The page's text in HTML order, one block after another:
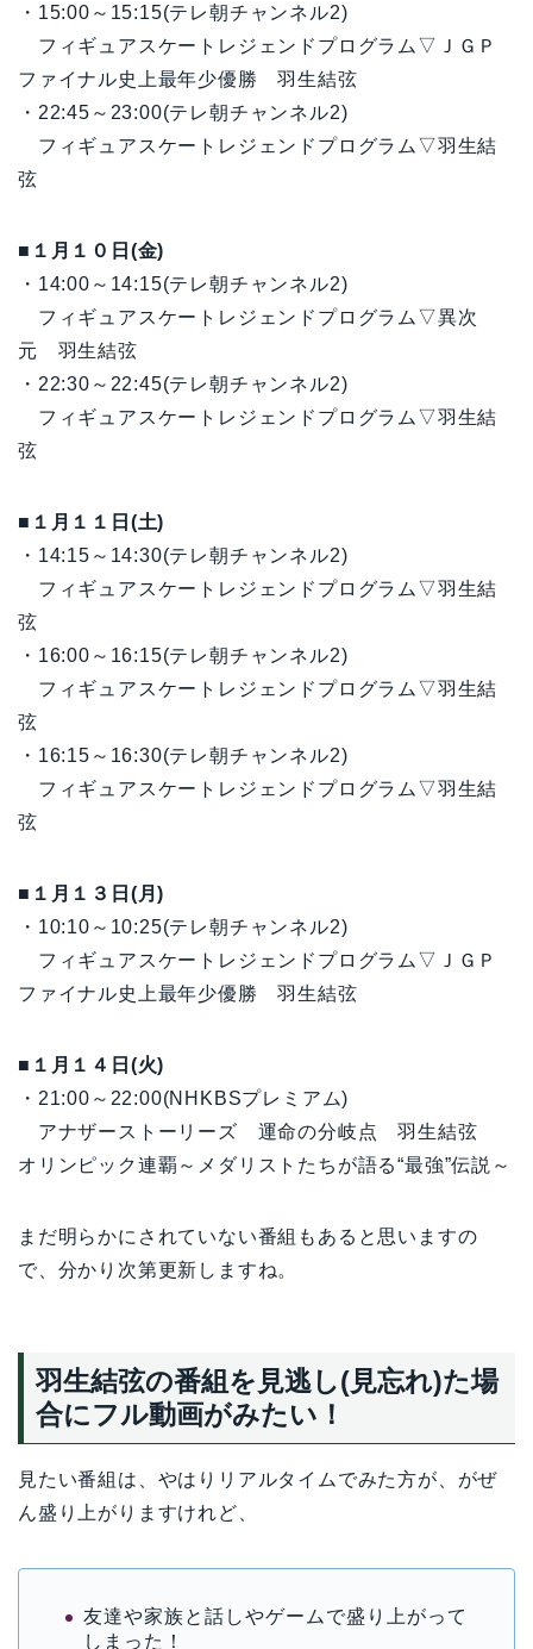
・15:00～15:15(テレ朝チャンネル2)
フィギュアスケートレジェンドプログラム▽ＪＧＰ
ファイナル史上最年少優勝 羽生結弦
・22:45～23:00(テレ朝チャンネル2)
フィギュアスケートレジェンドプログラム▽羽生結
弦
■１月１０日(金)
・14:00～14:15(テレ朝チャンネル2)
フィギュアスケートレジェンドプログラム▽異次
元 羽生結弦
・22:30～22:45(テレ朝チャンネル2)
フィギュアスケートレジェンドプログラム▽羽生結
弦
■１月１１日(土)
・14:15～14:30(テレ朝チャンネル2)
フィギュアスケートレジェンドプログラム▽羽生結
弦
・16:00～16:15(テレ朝チャンネル2)
フィギュアスケートレジェンドプログラム▽羽生結
弦
・16:15～16:30(テレ朝チャンネル2)
フィギュアスケートレジェンドプログラム▽羽生結
弦
■１月１３日(月)
・10:10～10:25(テレ朝チャンネル2)
フィギュアスケートレジェンドプログラム▽ＪＧＰ
ファイナル史上最年少優勝 羽生結弦
■１月１４日(火)
・21:00～22:00(NHKBSプレミアム)
アナザーストーリーズ 運命の分岐点 羽生結弦
オリンピック連覇～メダリストたちが語る“最強”伝説～
まだ明らかにされていない番組もあると思いますの
で、分かり次第更新しますね。
羽生結弦の番組を見逃し(見忘れ)た場
合にフル動画がみたい！
見たい番組は、やはりリアルタイムでみた方が、がぜ
ん盛り上がりますけれど、
友達や家族と話しやゲームで盛り上がって
しまった！